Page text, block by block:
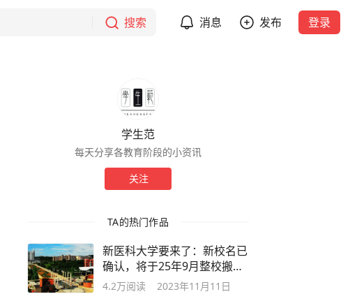
搜索 消息 发布 登录
学生范
每天分享各教育阶段的小资讯
关注
TA的热门作品
新医科大学要来了：新校名已
确认，将于25年9月整校搬迁
至新校区
4.2万阅读 2023年11月11日